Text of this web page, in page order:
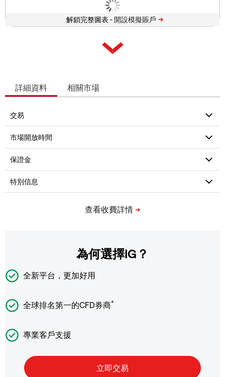
解鎖完整圖表 -
詳細資料 相關市場
為何選擇IG？
全新平台，更加好用
全球排名第一的CFD券商*
專業客戶支援